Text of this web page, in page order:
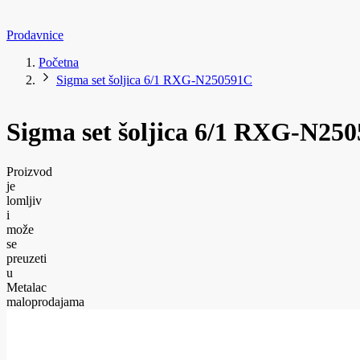
Prodavnice
Početna
Sigma set šoljica 6/1 RXG-N250591C
Sigma set šoljica 6/1 RXG-
Proizvod
je
lomljiv
i
može
se
preuzeti
u
Metalac
maloprodajama